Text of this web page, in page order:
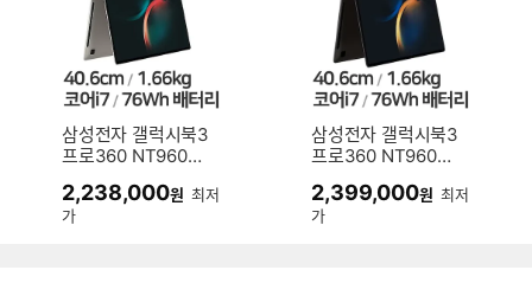
삼성전자 갤럭시북3
프로360 NT960Q
12GB)
2,238,000원 최저
가
삼성전자 갤럭시북3
프로360 NT960Q
12GB)
2,399,000원 최저
가